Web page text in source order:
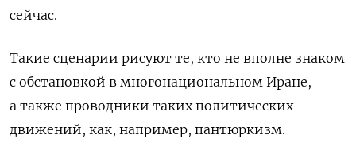
сейчас.
Такие сценарии рисуют те, кто не вполне знаком
с обстановкой в многонациональном Иране,
а также проводники таких политических
движений, как, например, пантюркизм.